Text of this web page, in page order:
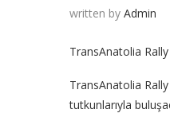
written by Admin
TransAnatolia Rally
TransAnatolia
tutkunlarıyla